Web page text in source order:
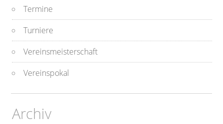
Termine
Turniere
Vereinsmeisterschaft
Vereinspokal
Archiv